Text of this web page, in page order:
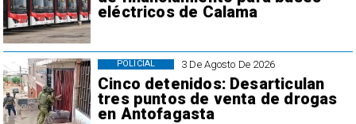
eléctricos de Calama
3 De Agosto De 2026
Cinco detenidos: Desarticulan
tres puntos de venta de drogas
en Antofagasta
POLICIAL